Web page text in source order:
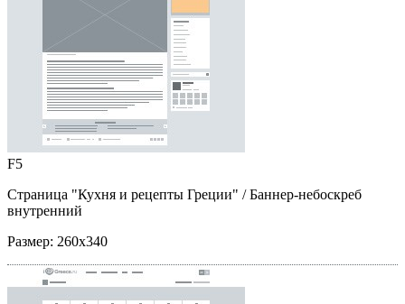
F5
Страница "Кухня и рецепты Греции" / Баннер-небоскреб
внутренний
Размер: 260x340